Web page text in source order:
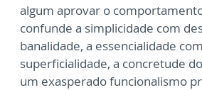
algum aprovar o
confunde a simplicidade com
banalidade, a essencialidade
superficialidade, a concretude
um exasperado funcionalismo